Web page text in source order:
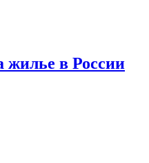
жилье в России